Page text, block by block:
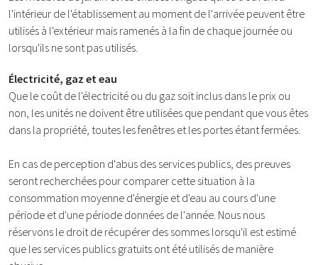
l'intérieur de l'établissement au moment de l'arrivée peuvent être
utilisés à l'extérieur mais ramenés à la fin de chaque journée ou
lorsqu'ils ne sont pas utilisés.
Électricité, gaz et eau
Que le coût de l'électricité ou du gaz soit inclus dans le prix ou
non, les unités ne doivent être utilisées que pendant que vous êtes
dans la propriété, toutes les fenêtres et les portes étant fermées.
En cas de perception d'abus des services publics, des preuves
seront recherchées pour comparer cette situation à la
consommation moyenne d'énergie et d'eau au cours d'une
période et d'une période données de l'année. Nous nous
réservons le droit de récupérer des sommes lorsqu'il est estimé
que les services publics gratuits ont été utilisés de manière